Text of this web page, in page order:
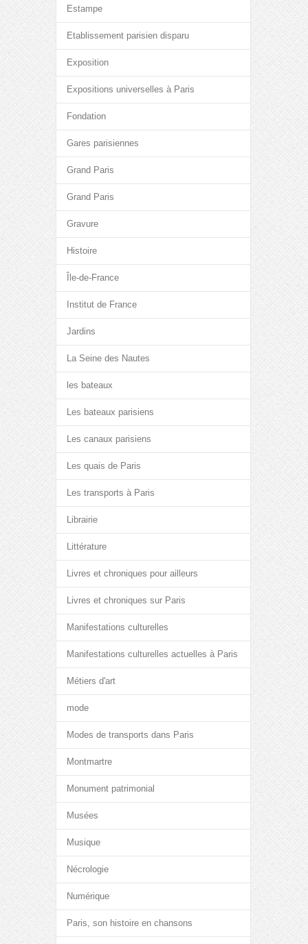
Estampe
Etablissement parisien disparu
Exposition
Expositions universelles à Paris
Fondation
Gares parisiennes
Grand Paris
Grand Paris
Gravure
Histoire
Île-de-France
Institut de France
Jardins
La Seine des Nautes
les bateaux
Les bateaux parisiens
Les canaux parisiens
Les quais de Paris
Les transports à Paris
Librairie
Littérature
Livres et chroniques pour ailleurs
Livres et chroniques sur Paris
Manifestations culturelles
Manifestations culturelles actuelles à Paris
Métiers d'art
mode
Modes de transports dans Paris
Montmartre
Monument patrimonial
Musées
Musique
Nécrologie
Numérique
Paris, son histoire en chansons